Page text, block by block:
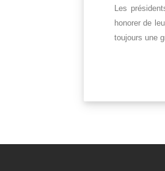
Les
honorer de
toujours une